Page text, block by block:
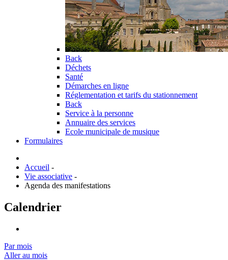
Back
Déchets
Santé
Démarches en ligne
Réglementation et tarifs du stationnement
Back
Service à la personne
Annuaire des services
Ecole municipale de musique
Formulaires
Accueil -
Vie associative -
Agenda des manifestations
Calendrier
Par mois
Aller au mois